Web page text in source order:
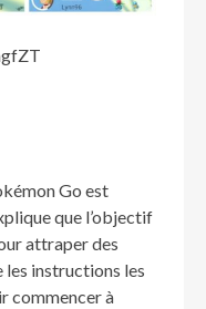
Go est
que l’objectif
attraper des
les instructions les
commencer à